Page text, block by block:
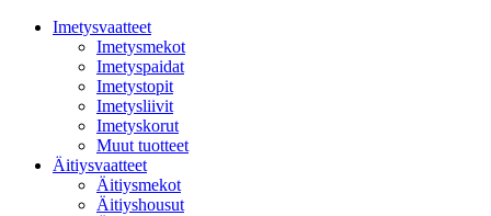
Imetysvaatteet
Imetysmekot
Imetyspaidat
Imetystopit
Imetysliivit
Imetyskorut
Muut tuotteet
Äitiysvaatteet
Äitiysmekot
Äitiyshousut